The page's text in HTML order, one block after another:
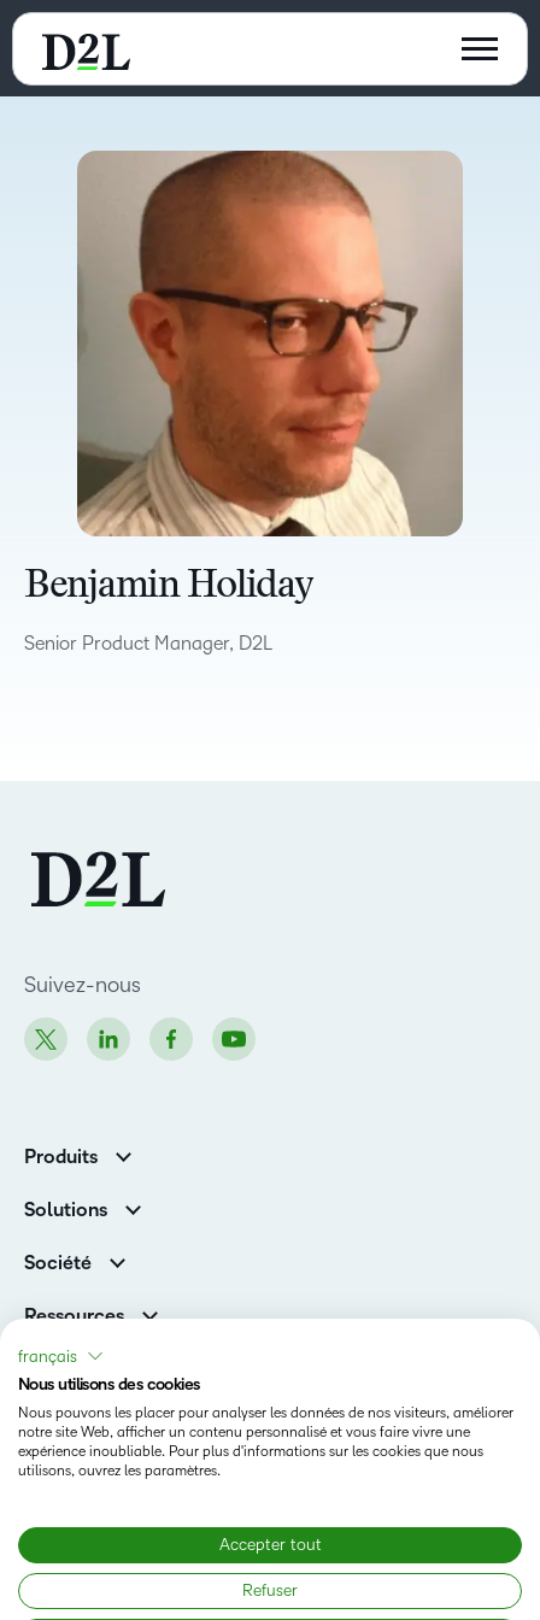
Benjamin Holiday
Senior Product Manager, D2L
Suivez-nous
Produits
Services et assistance
Solutions
D2L pour les entreprises
De la maternelle à la 12e année
Organisations de formation
Société
Fil d’actualité
Prix et reconnaissances
Relations avec les investisseurs
Ressources
Versions de produits D2L
Communauté
Copyright © 2026 Copyright D2L Corporation. Tous droits
réservés.
Statut
Conditions d’utilisation
français
Nous utilisons des cookies
Nous pouvons les placer pour analyser les données de nos visiteurs, améliorer
notre site Web, afficher un contenu personnalisé et vous faire vivre une
expérience inoubliable. Pour plus d'informations sur les cookies que nous
utilisons, ouvrez les paramètres.
Accepter tout
Refuser